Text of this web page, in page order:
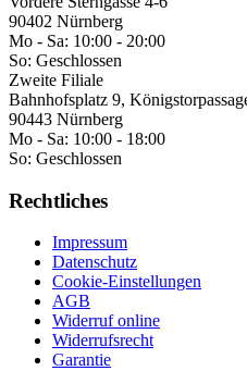
90402 Nürnberg
Mo - Sa: 10:00 - 20:00
So: Geschlossen
Zweite Filiale
Bahnhofsplatz 9,
90443 Nürnberg
Mo - Sa: 10:00 - 18:00
So: Geschlossen
Rechtliches
Impressum
Datenschutz
Cookie-Einstellungen
AGB
Widerruf online
Widerrufsrecht
Garantie